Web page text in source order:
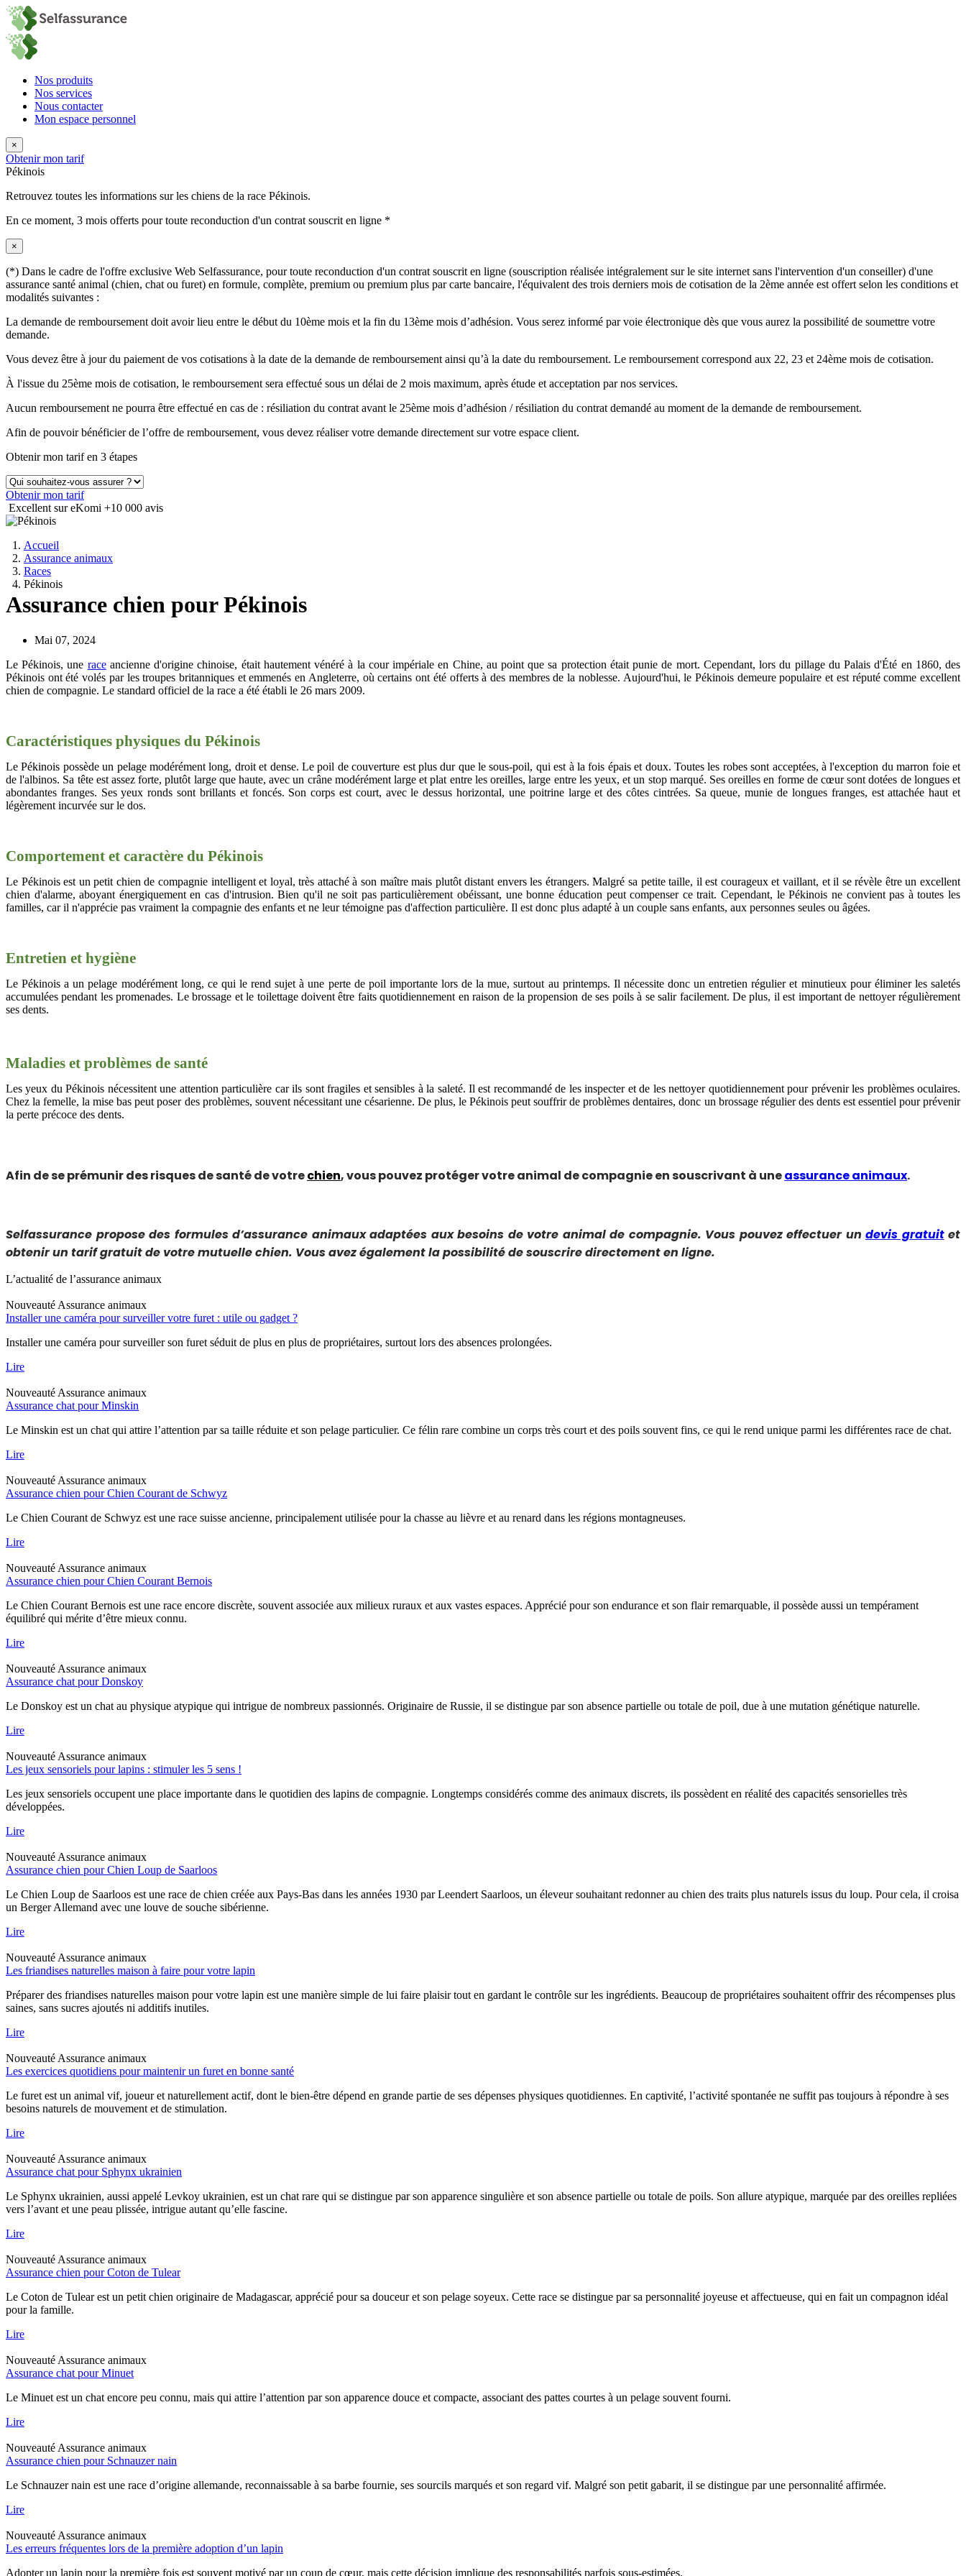
Nos produits
Nos services
Nous contacter
Mon espace personnel
×
Obtenir mon tarif
Pékinois
Retrouvez toutes les informations sur les chiens de la race Pékinois.
En ce moment, 3 mois offerts pour toute reconduction d'un contrat souscrit en ligne *
×
(*) Dans le cadre de l'offre exclusive Web Selfassurance, pour toute reconduction d'un contrat souscrit en ligne (souscription réalisée intégralement sur le site internet sans l'intervention d'un conseiller) d'une
assurance santé animal (chien, chat ou furet) en formule, complète, premium ou premium plus par carte bancaire, l'équivalent des trois derniers mois de cotisation de la 2ème année est offert selon les conditions et
modalités suivantes :
La demande de remboursement doit avoir lieu entre le début du 10ème mois et la fin du 13ème mois d’adhésion. Vous serez informé par voie électronique dès que vous aurez la possibilité de soumettre votre
demande.
Vous devez être à jour du paiement de vos cotisations à la date de la demande de remboursement ainsi qu’à la date du remboursement. Le remboursement correspond aux 22, 23 et 24ème mois de cotisation.
À l'issue du 25ème mois de cotisation, le remboursement sera effectué sous un délai de 2 mois maximum, après étude et acceptation par nos services.
Aucun remboursement ne pourra être effectué en cas de : résiliation du contrat avant le 25ème mois d’adhésion / résiliation du contrat demandé au moment de la demande de remboursement.
Afin de pouvoir bénéficier de l’offre de remboursement, vous devez réaliser votre demande directement sur votre espace client.
Obtenir mon tarif en 3 étapes
Obtenir mon tarif
Excellent sur eKomi +10 000 avis
Accueil
Assurance animaux
Races
Pékinois
Assurance chien pour Pékinois
Mai 07, 2024
Le Pékinois, une raceancienne d'origine chinoise, était hautement vénéré à la cour impériale en Chine, au point que sa protection était punie de mort. Cependant, lors du pillage du Palais d'Été en 1860, des
Pékinois ont été volés par les troupes britanniques et emmenés en Angleterre, où certains ont été offerts à des membres de la noblesse. Aujourd'hui, le Pékinois demeure populaire et est réputé comme excellent
chien de compagnie. Le standard officiel de la race a été établi le 26 mars 2009.
Caractéristiques physiques du Pékinois
Le Pékinois possède un pelage modérément long, droit et dense. Le poil de couverture est plus dur que le sous-poil, qui est à la fois épais et doux. Toutes les robes sont acceptées, à l'exception du marron foie et
de l'albinos. Sa tête est assez forte, plutôt large que haute, avec un crâne modérément large et plat entre les oreilles, large entre les yeux, et un stop marqué. Ses oreilles en forme de cœur sont dotées de longues et
abondantes franges. Ses yeux ronds sont brillants et foncés. Son corps est court, avec le dessus horizontal, une poitrine large et des côtes cintrées. Sa queue, munie de longues franges, est attachée haut et
légèrement incurvée sur le dos.
Comportement et caractère du Pékinois
Le Pékinois est un petit chien de compagnie intelligent et loyal, très attaché à son maître mais plutôt distant envers les étrangers. Malgré sa petite taille, il est courageux et vaillant, et il se révèle être un excellent
chien d'alarme, aboyant énergiquement en cas d'intrusion. Bien qu'il ne soit pas particulièrement obéissant, une bonne éducation peut compenser ce trait. Cependant, le Pékinois ne convient pas à toutes les
familles, car il n'apprécie pas vraiment la compagnie des enfants et ne leur témoigne pas d'affection particulière. Il est donc plus adapté à un couple sans enfants, aux personnes seules ou âgées.
Entretien et hygiène
Le Pékinois a un pelage modérément long, ce qui le rend sujet à une perte de poil importante lors de la mue, surtout au printemps. Il nécessite donc un entretien régulier et minutieux pour éliminer les saletés
accumulées pendant les promenades. Le brossage et le toilettage doivent être faits quotidiennement en raison de la propension de ses poils à se salir facilement. De plus, il est important de nettoyer régulièrement
ses dents.
Maladies et problèmes de santé
Les yeux du Pékinois nécessitent une attention particulière car ils sont fragiles et sensibles à la saleté. Il est recommandé de les inspecter et de les nettoyer quotidiennement pour prévenir les problèmes oculaires.
Chez la femelle, la mise bas peut poser des problèmes, souvent nécessitant une césarienne. De plus, le Pékinois peut souffrir de problèmes dentaires, donc un brossage régulier des dents est essentiel pour prévenir
la perte précoce des dents.
Afin de se prémunir des risques de santé de votrechien, vous pouvez protéger votre animal de compagnie en souscrivant à uneassurance animaux.
Selfassurance propose des formules d’assurance animaux adaptées aux besoins de votre animal de compagnie. Vous pouvez effectuer un devis gratuitet
obtenir un tarif gratuit de votre mutuelle chien. Vous avez également la possibilité de souscrire directement en ligne.
L’actualité de l’assurance animaux
Nouveauté Assurance animaux
Installer une caméra pour surveiller votre furet : utile ou gadget ?
Installer une caméra pour surveiller son furet séduit de plus en plus de propriétaires, surtout lors des absences prolongées.
Lire
Nouveauté Assurance animaux
Assurance chat pour Minskin
Le Minskin est un chat qui attire l’attention par sa taille réduite et son pelage particulier. Ce félin rare combine un corps très court et des poils souvent fins, ce qui le rend unique parmi les différentes race de chat.
Lire
Nouveauté Assurance animaux
Assurance chien pour Chien Courant de Schwyz
Le Chien Courant de Schwyz est une race suisse ancienne, principalement utilisée pour la chasse au lièvre et au renard dans les régions montagneuses.
Lire
Nouveauté Assurance animaux
Assurance chien pour Chien Courant Bernois
Le Chien Courant Bernois est une race encore discrète, souvent associée aux milieux ruraux et aux vastes espaces. Apprécié pour son endurance et son flair remarquable, il possède aussi un tempérament
équilibré qui mérite d’être mieux connu.
Lire
Nouveauté Assurance animaux
Assurance chat pour Donskoy
Le Donskoy est un chat au physique atypique qui intrigue de nombreux passionnés. Originaire de Russie, il se distingue par son absence partielle ou totale de poil, due à une mutation génétique naturelle.
Lire
Nouveauté Assurance animaux
Les jeux sensoriels pour lapins : stimuler les 5 sens !
Les jeux sensoriels occupent une place importante dans le quotidien des lapins de compagnie. Longtemps considérés comme des animaux discrets, ils possèdent en réalité des capacités sensorielles très
développées.
Lire
Nouveauté Assurance animaux
Assurance chien pour Chien Loup de Saarloos
Le Chien Loup de Saarloos est une race de chien créée aux Pays-Bas dans les années 1930 par Leendert Saarloos, un éleveur souhaitant redonner au chien des traits plus naturels issus du loup. Pour cela, il croisa
un Berger Allemand avec une louve de souche sibérienne.
Lire
Nouveauté Assurance animaux
Les friandises naturelles maison à faire pour votre lapin
Préparer des friandises naturelles maison pour votre lapin est une manière simple de lui faire plaisir tout en gardant le contrôle sur les ingrédients. Beaucoup de propriétaires souhaitent offrir des récompenses plus
saines, sans sucres ajoutés ni additifs inutiles.
Lire
Nouveauté Assurance animaux
Les exercices quotidiens pour maintenir un furet en bonne santé
Le furet est un animal vif, joueur et naturellement actif, dont le bien-être dépend en grande partie de ses dépenses physiques quotidiennes. En captivité, l’activité spontanée ne suffit pas toujours à répondre à ses
besoins naturels de mouvement et de stimulation.
Lire
Nouveauté Assurance animaux
Assurance chat pour Sphynx ukrainien
Le Sphynx ukrainien, aussi appelé Levkoy ukrainien, est un chat rare qui se distingue par son apparence singulière et son absence partielle ou totale de poils. Son allure atypique, marquée par des oreilles repliées
vers l’avant et une peau plissée, intrigue autant qu’elle fascine.
Lire
Nouveauté Assurance animaux
Assurance chien pour Coton de Tulear
Le Coton de Tulear est un petit chien originaire de Madagascar, apprécié pour sa douceur et son pelage soyeux. Cette race se distingue par sa personnalité joyeuse et affectueuse, qui en fait un compagnon idéal
pour la famille.
Lire
Nouveauté Assurance animaux
Assurance chat pour Minuet
Le Minuet est un chat encore peu connu, mais qui attire l’attention par son apparence douce et compacte, associant des pattes courtes à un pelage souvent fourni.
Lire
Nouveauté Assurance animaux
Assurance chien pour Schnauzer nain
Le Schnauzer nain est une race d’origine allemande, reconnaissable à sa barbe fournie, ses sourcils marqués et son regard vif. Malgré son petit gabarit, il se distingue par une personnalité affirmée.
Lire
Nouveauté Assurance animaux
Les erreurs fréquentes lors de la première adoption d’un lapin
Adopter un lapin pour la première fois est souvent motivé par un coup de cœur, mais cette décision implique des responsabilités parfois sous-estimées.